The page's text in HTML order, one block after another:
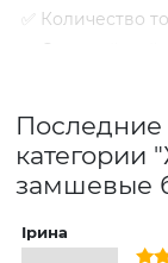
✅ Количество
✅ Средний
✅ Самый
товар
✅ Самый
товар
товар
Последние
категории
замшевые
Ірина